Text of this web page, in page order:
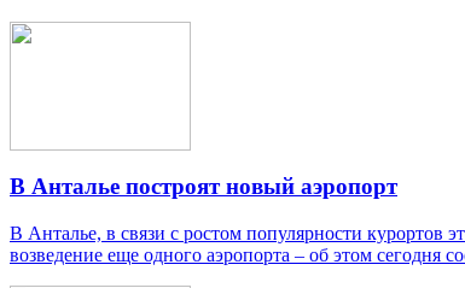
В Анталье построят новый аэропорт
В Анталье, в связи с ростом популярности курортов
возведение еще одного аэропорта – об этом